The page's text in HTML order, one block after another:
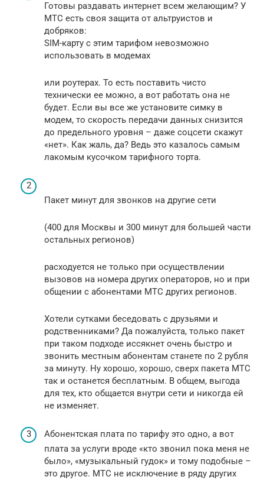
Готовы раздавать интернет всем желающим? У
МТС есть своя защита от альтруистов и
добряков:
SIM-карту с этим тарифом невозможно
использовать в модемах
или роутерах. То есть поставить чисто
технически ее можно, а вот работать она не
будет. Если вы все же установите симку в
модем, то скорость передачи данных снизится
до предельного уровня – даже соцсети скажут
«нет». Как жаль, да? Ведь это казалось самым
лакомым кусочком тарифного торта.
Пакет ­минут для­ звонков на другие сети
(400 для Москвы и 300 минут для большей части
остальных регионов)
расходуетс­я не только при осуществ­лении
вызовов на номера других операторов­, но и при
общении с абонентами МТС други­х регионов.
Хотели сутками беседовать с друзьями и
родственниками? Да пожалуйста, только пакет
при таком подходе иссякнет очень быстро и
звонить местным абонентам станете по 2 рубля
за минуту. Ну хорошо, хорошо, сверх пакета МТС
так и останется бесплатным. В общем, выгода
для тех, кто общается внутри сети и никогда ей
не изменяет.
Абонентская плата по тарифу это одно, а вот
плата за услуги вроде «кто звонил пока меня не
было», «музыкальный гудок» и тому подобные –
это другое. МТС не исключение в ряду других